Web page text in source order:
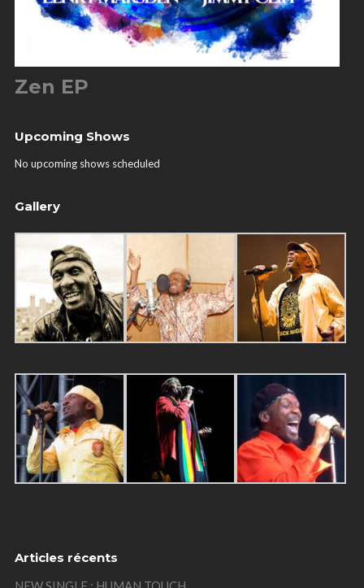
Zen EP
Upcoming Shows
No upcoming shows scheduled
Gallery
Articles récents